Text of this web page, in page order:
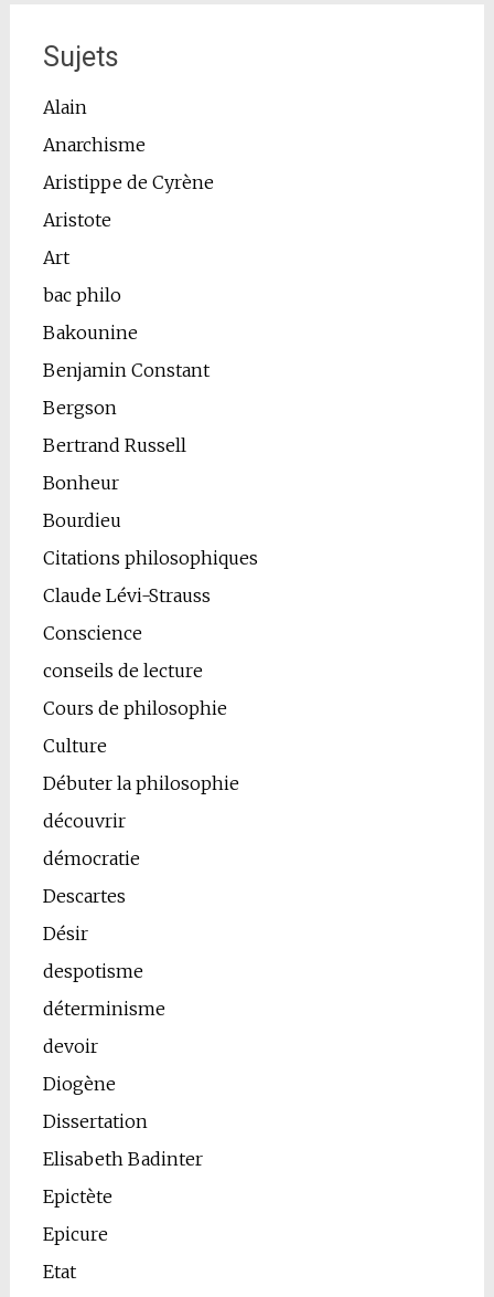
Sujets
Alain
Anarchisme
Aristippe de Cyrène
Aristote
Art
bac philo
Bakounine
Benjamin Constant
Bergson
Bertrand Russell
Bonheur
Bourdieu
Citations philosophiques
Claude Lévi-Strauss
Conscience
conseils de lecture
Cours de philosophie
Culture
Débuter la philosophie
découvrir
démocratie
Descartes
Désir
despotisme
déterminisme
devoir
Diogène
Dissertation
Elisabeth Badinter
Epictète
Epicure
Etat